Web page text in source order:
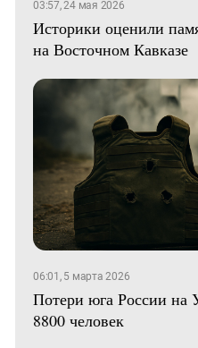
03:57, 24 мая 2026
Историки оценили
на Восточном Кавказе
06:01, 5 марта 2026
Потери юга России на
8800 человек